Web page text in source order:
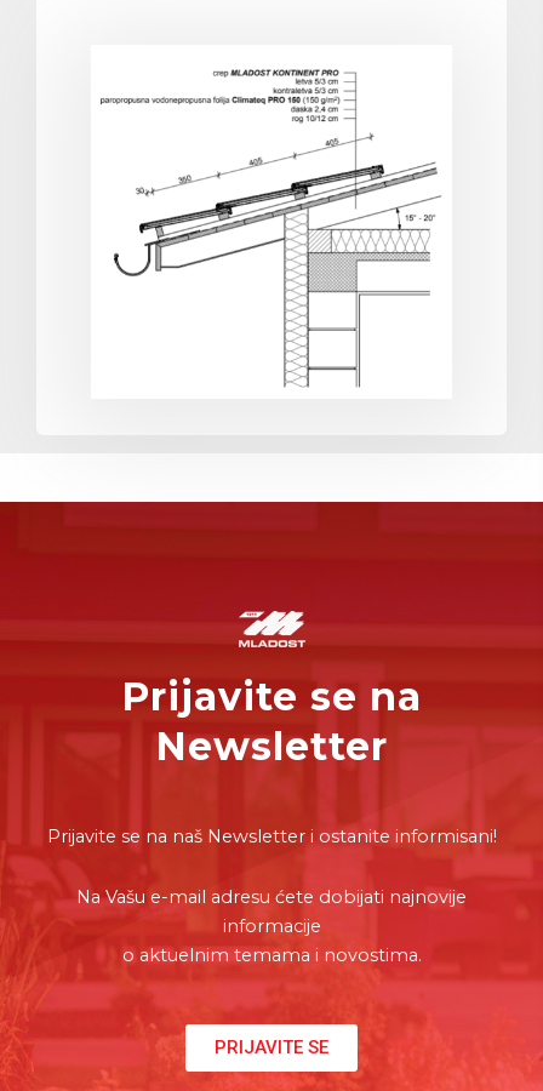
Prijavite se na
Newsletter
Prijavite se na naš Newsletter i ostanite informisani!
Na Vašu e-mail adresu ćete dobijati najnovije
informacije
o aktuelnim temama i novostima.
PRIJAVITE SE